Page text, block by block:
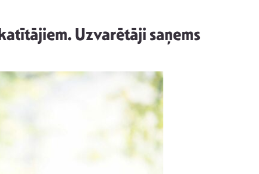
Uzvarētāji saņems